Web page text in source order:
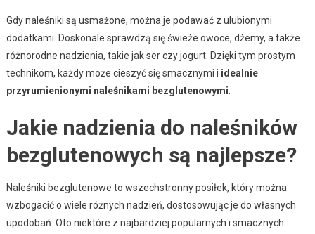
Gdy naleśniki są usmażone, można je podawać z ulubionymi
dodatkami. Doskonale sprawdzą się świeże owoce, dżemy, a także
różnorodne nadzienia, takie jak ser czy jogurt. Dzięki tym prostym
technikom, każdy może cieszyć się smacznymi i idealnie
przyrumienionymi naleśnikami bezglutenowymi
Jakie nadzienia do naleśników
bezglutenowych są najlepsze?
Naleśniki bezglutenowe to wszechstronny posiłek, który można
wzbogacić o wiele różnych nadzień, dostosowując je do własnych
upodobań. Oto niektóre z najbardziej popularnych i smacznych